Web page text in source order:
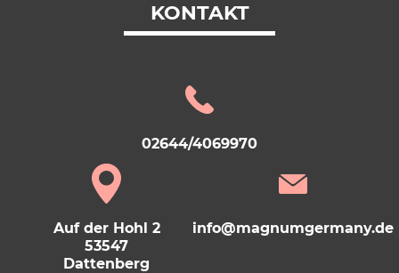
KONTAKT
02644/4069970
Auf der Hohl 2
53547
Dattenberg
info@magnumgermany.de